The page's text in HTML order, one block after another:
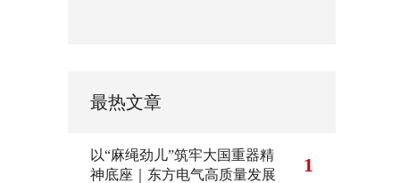
最热文章
以“麻绳劲儿”筑牢大国重器精
神底座｜东方电气高质量发展
1